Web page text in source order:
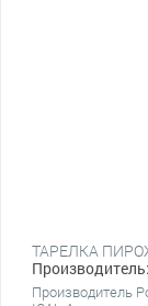
ТАРЕЛКА
Производитель:
Производитель